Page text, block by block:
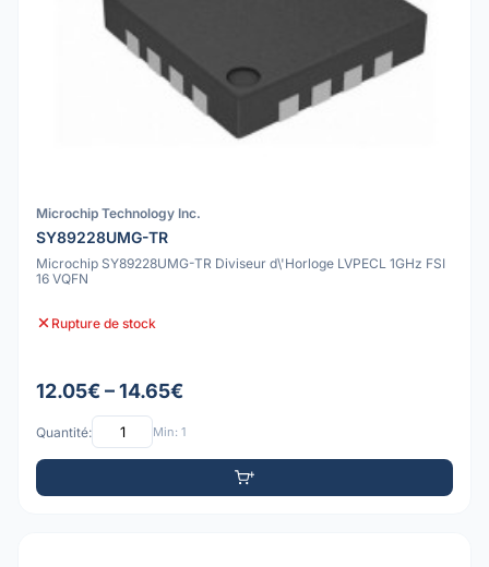
Microchip Technology Inc.
SY89228UMG-TR
Microchip SY89228UMG-TR Diviseur d\'Horloge LVPECL 1GHz FSI
16 VQFN
Rupture de stock
12.05€ – 14.65€
Quantité: Min: 1